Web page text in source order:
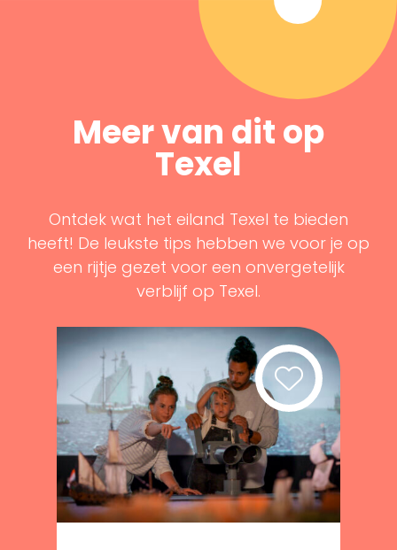
Meer van dit op
Texel
Ontdek wat het eiland Texel te bieden
heeft! De leukste tips hebben we voor je op
een rijtje gezet voor een onvergetelijk
verblijf op Texel.